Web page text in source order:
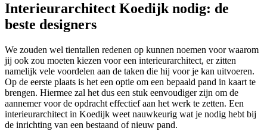
Interieurarchitect Koedijk nodig: de
beste designers
We zouden wel tientallen redenen op kunnen noemen voor waarom
jij ook zou moeten kiezen voor een interieurarchitect, er zitten
namelijk vele voordelen aan de taken die hij voor je kan uitvoeren.
Op de eerste plaats is het een optie om een bepaald pand in kaart te
brengen. Hiermee zal het dus een stuk eenvoudiger zijn om de
aannemer voor de opdracht effectief aan het werk te zetten. Een
interieurarchitect in Koedijk weet nauwkeurig wat je nodig hebt bij
de inrichting van een bestaand of nieuw pand.